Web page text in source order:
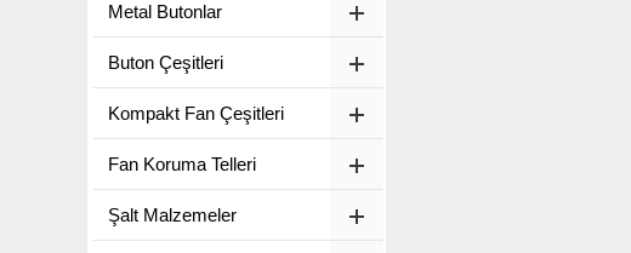
Metal Butonlar
Buton Çeşitleri
Kompakt Fan Çeşitleri
Fan Koruma Telleri
Şalt Malzemeler